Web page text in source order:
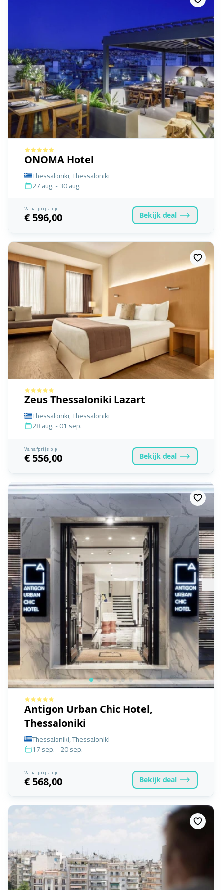
ONOMA Hotel
Thessaloniki, Thessaloniki
27 aug. - 30 aug.
Vanafprijs p.p.
€ 596,00 Bekijk deal
Zeus Thessaloniki Lazart
Thessaloniki, Thessaloniki
28 aug. - 01 sep.
Vanafprijs p.p.
€ 556,00 Bekijk deal
Antigon Urban Chic Hotel,
Thessaloniki
Thessaloniki, Thessaloniki
17 sep. - 20 sep.
Vanafprijs p.p.
€ 568,00 Bekijk deal